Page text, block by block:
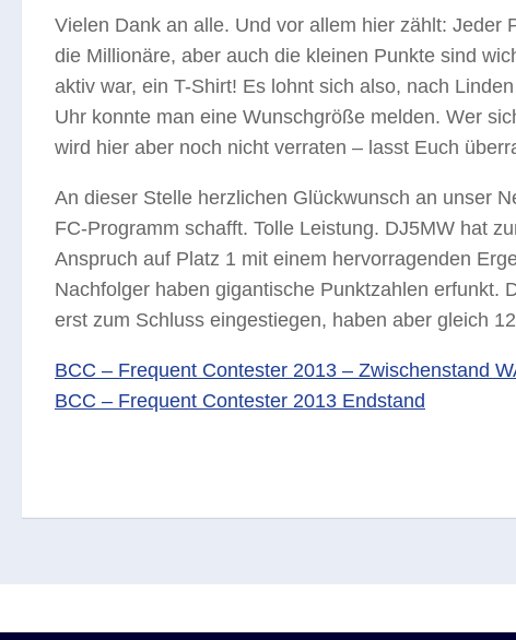
Vielen Dank an alle. Und vor allem hier zählt:
die Millionäre, aber auch die kleinen Punkte sind
aktiv war, ein T-Shirt! Es lohnt sich also, nach
Uhr konnte man eine Wunschgröße melden. Wer
wird hier aber noch nicht verraten – lasst Euch
An dieser Stelle herzlichen Glückwunsch an unser
FC-Programm schafft. Tolle Leistung. DJ5MW hat
Anspruch auf Platz 1 mit einem hervorragenden
Nachfolger haben gigantische Punktzahlen erfunkt.
erst zum Schluss eingestiegen, haben aber gleich
BCC – Frequent Contester 2013 – Zwischenstand
BCC – Frequent Contester 2013 Endstand